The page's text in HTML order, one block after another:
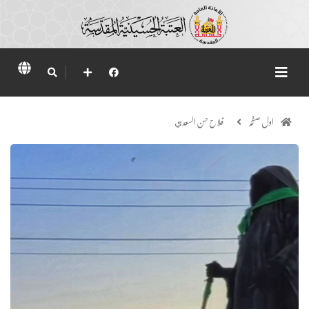
اول صفحہ فلاح حسن السعدي